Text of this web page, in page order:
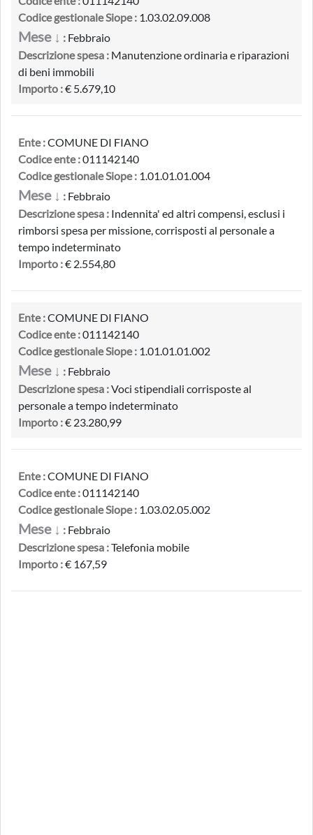
Codice gestionale Siope : 1.03.02.09.008
Mese ↓ : Febbraio
Descrizione spesa : Manutenzione ordinaria e riparazioni
di beni immobili
Importo :€ 5.679,10
Ente :COMUNE DI FIANO
Codice ente :011142140
Codice gestionale Siope : 1.01.01.01.004
Mese ↓ : Febbraio
Descrizione spesa : Indennita' ed altri compensi, esclusi i
rimborsi spesa per missione, corrisposti al personale a
tempo indeterminato
Importo :€ 2.554,80
Ente :COMUNE DI FIANO
Codice ente :011142140
Codice gestionale Siope : 1.01.01.01.002
Mese ↓ : Febbraio
Descrizione spesa :Voci stipendiali corrisposte al
personale a tempo indeterminato
Importo :€ 23.280,99
Ente :COMUNE DI FIANO
Codice ente :011142140
Codice gestionale Siope : 1.03.02.05.002
Mese ↓ : Febbraio
Descrizione spesa :Telefonia mobile
Importo :€ 167,59